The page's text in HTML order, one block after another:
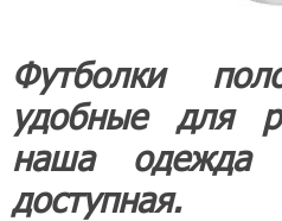
Футболки
удобные для
наша одежда
доступная.